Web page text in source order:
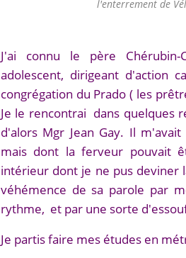
l'enterrement de
J'ai connu le père
adolescent, dirigeant d'action
congrégation du Prado ( les
Je le rencontrai dans quelques
d'alors Mgr Jean Gay. Il
mais dont la ferveur pouvait
intérieur dont je ne pus deviner
véhémence de sa parole par
rythme, et par une sorte
Je partis faire mes études en